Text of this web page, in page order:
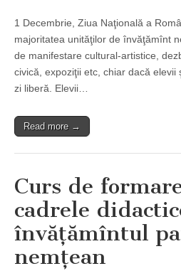
1 Decembrie, Ziua Naţională a
majoritatea unităţilor de învăţămînt
de manifestare cultural-artistice,
civică, expoziţii etc, chiar dacă
zi liberă. Elevii…
Read more →
Curs de
cadrele
învăţămîntul
nemţean